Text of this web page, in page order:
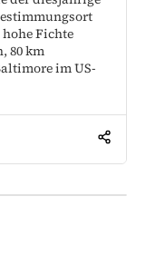
hohe Fichte
80 km
im US-